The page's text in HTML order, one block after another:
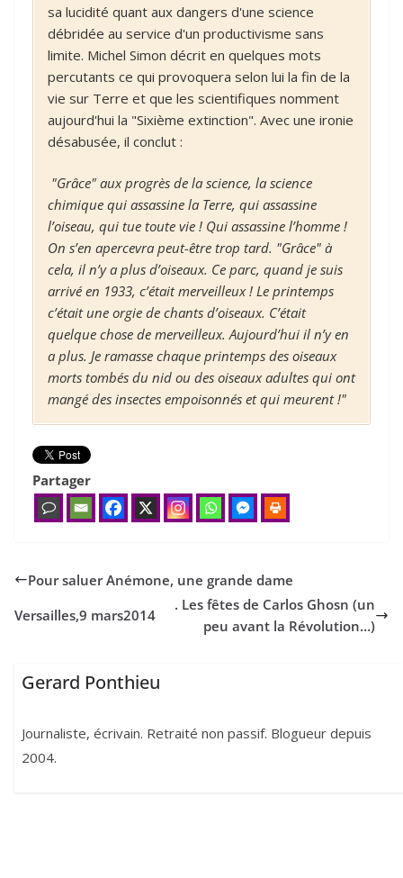
sa lucidité quant aux dangers d'une science
débridée au service d'un productivisme sans
limite. Michel Simon décrit en quelques mots
percutants ce qui provoquera selon lui la fin de la
vie sur Terre et que les scientifiques nomment
aujourd'hui la "Sixième extinction". Avec une ironie
désabusée, il conclut :
"Grâce" aux progrès de la science, la science
chimique qui assassine la Terre, qui assassine
l’oiseau, qui tue toute vie ! Qui assassine l’homme !
On s’en apercevra peut-être trop tard. "Grâce" à
cela, il n’y a plus d’oiseaux. Ce parc, quand je suis
arrivé en 1933, c’était merveilleux ! Le printemps
c’était une orgie de chants d’oiseaux. C’était
quelque chose de merveilleux. Aujourd’hui il n’y en
a plus. Je ramasse chaque printemps des oiseaux
morts tombés du nid ou des oiseaux adultes qui ont
mangé des insectes empoisonnés et qui meurent !"
Partager
Pour saluer Anémone, une grande dame
Versailles,9 mars2014
. Les fêtes de Carlos Ghosn (un
peu avant la Révolution…)
Gerard Ponthieu
Journaliste, écrivain. Retraité non passif. Blogueur depuis
2004.